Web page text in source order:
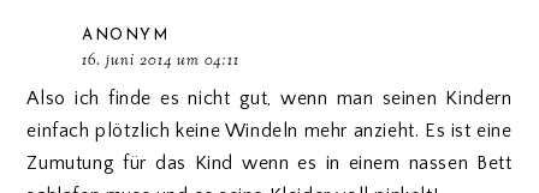
ANONYM
16. juni 2014 um 04:11
Also ich finde es nicht gut, wenn man seinen Kindern
einfach plötzlich keine Windeln mehr anzieht. Es ist eine
Zumutung für das Kind wenn es in einem nassen Bett